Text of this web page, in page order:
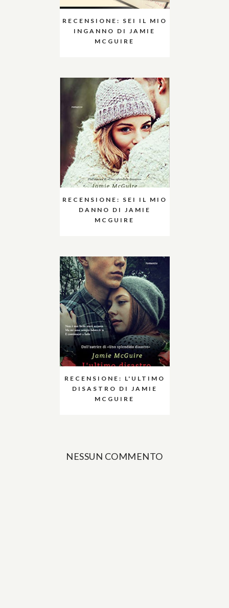
RECENSIONE: SEI IL MIO
INGANNO DI JAMIE
MCGUIRE
RECENSIONE: SEI IL MIO
DANNO DI JAMIE
MCGUIRE
RECENSIONE: L'ULTIMO
DISASTRO DI JAMIE
MCGUIRE
NESSUN COMMENTO